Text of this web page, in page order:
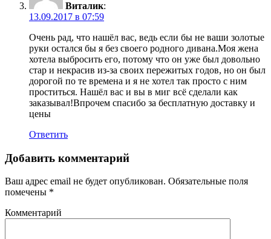
Виталик:
13.09.2017 в 07:59
Очень рад, что нашёл вас, ведь если бы не ваши золотые
руки остался бы я без своего родного дивана.Моя жена
хотела выбросить его, потому что он уже был довольно
стар и некрасив из-за своих пережитых годов, но он был
дорогой по те времена и я не хотел так просто с ним
проститься. Нашёл вас и вы в миг всё сделали как
заказывал!Впрочем спасибо за бесплатную доставку и
цены
Ответить
Добавить комментарий
Ваш адрес email не будет опубликован. Обязательные поля
помечены *
Комментарий